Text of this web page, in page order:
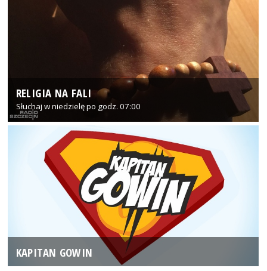
RELIGIA NA FALI
Słuchaj w niedzielę po godz. 07:00
KAPITAN GOWIN